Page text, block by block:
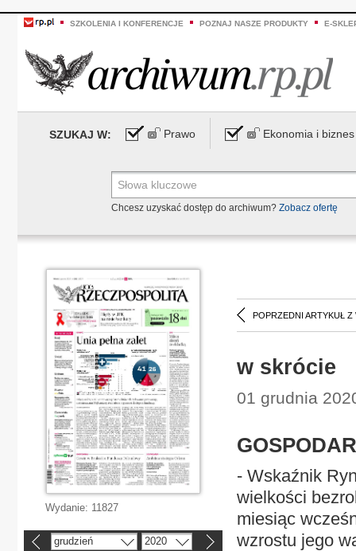
SZKOLENIA I KONFERENCJE POZNAJ NASZE PRODUKTY E-
SZUKAJ W: Prawo Ekonomia i biznes
Chcesz uzyskać dostęp do archiwum? Zobacz ofertę
POPRZEDNI ARTYKUŁ Z
w skrócie
01 grudnia
- Wskaźnik
wielkości
miesiąc
wzrostu jego
Wydanie: 11827
grudzień 2020